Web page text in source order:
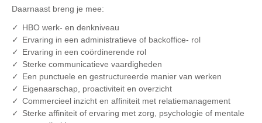
Daarnaast breng je mee:
HBO werk- en denkniveau
Ervaring in een administratieve of backoffice- rol
Ervaring in een coördinerende rol
Sterke communicatieve vaardigheden
Een punctuele en gestructureerde manier van werken
Eigenaarschap, proactiviteit en overzicht
Commercieel inzicht en affiniteit met relatiemanagement
Sterke affiniteit of ervaring met zorg, psychologie of mentale